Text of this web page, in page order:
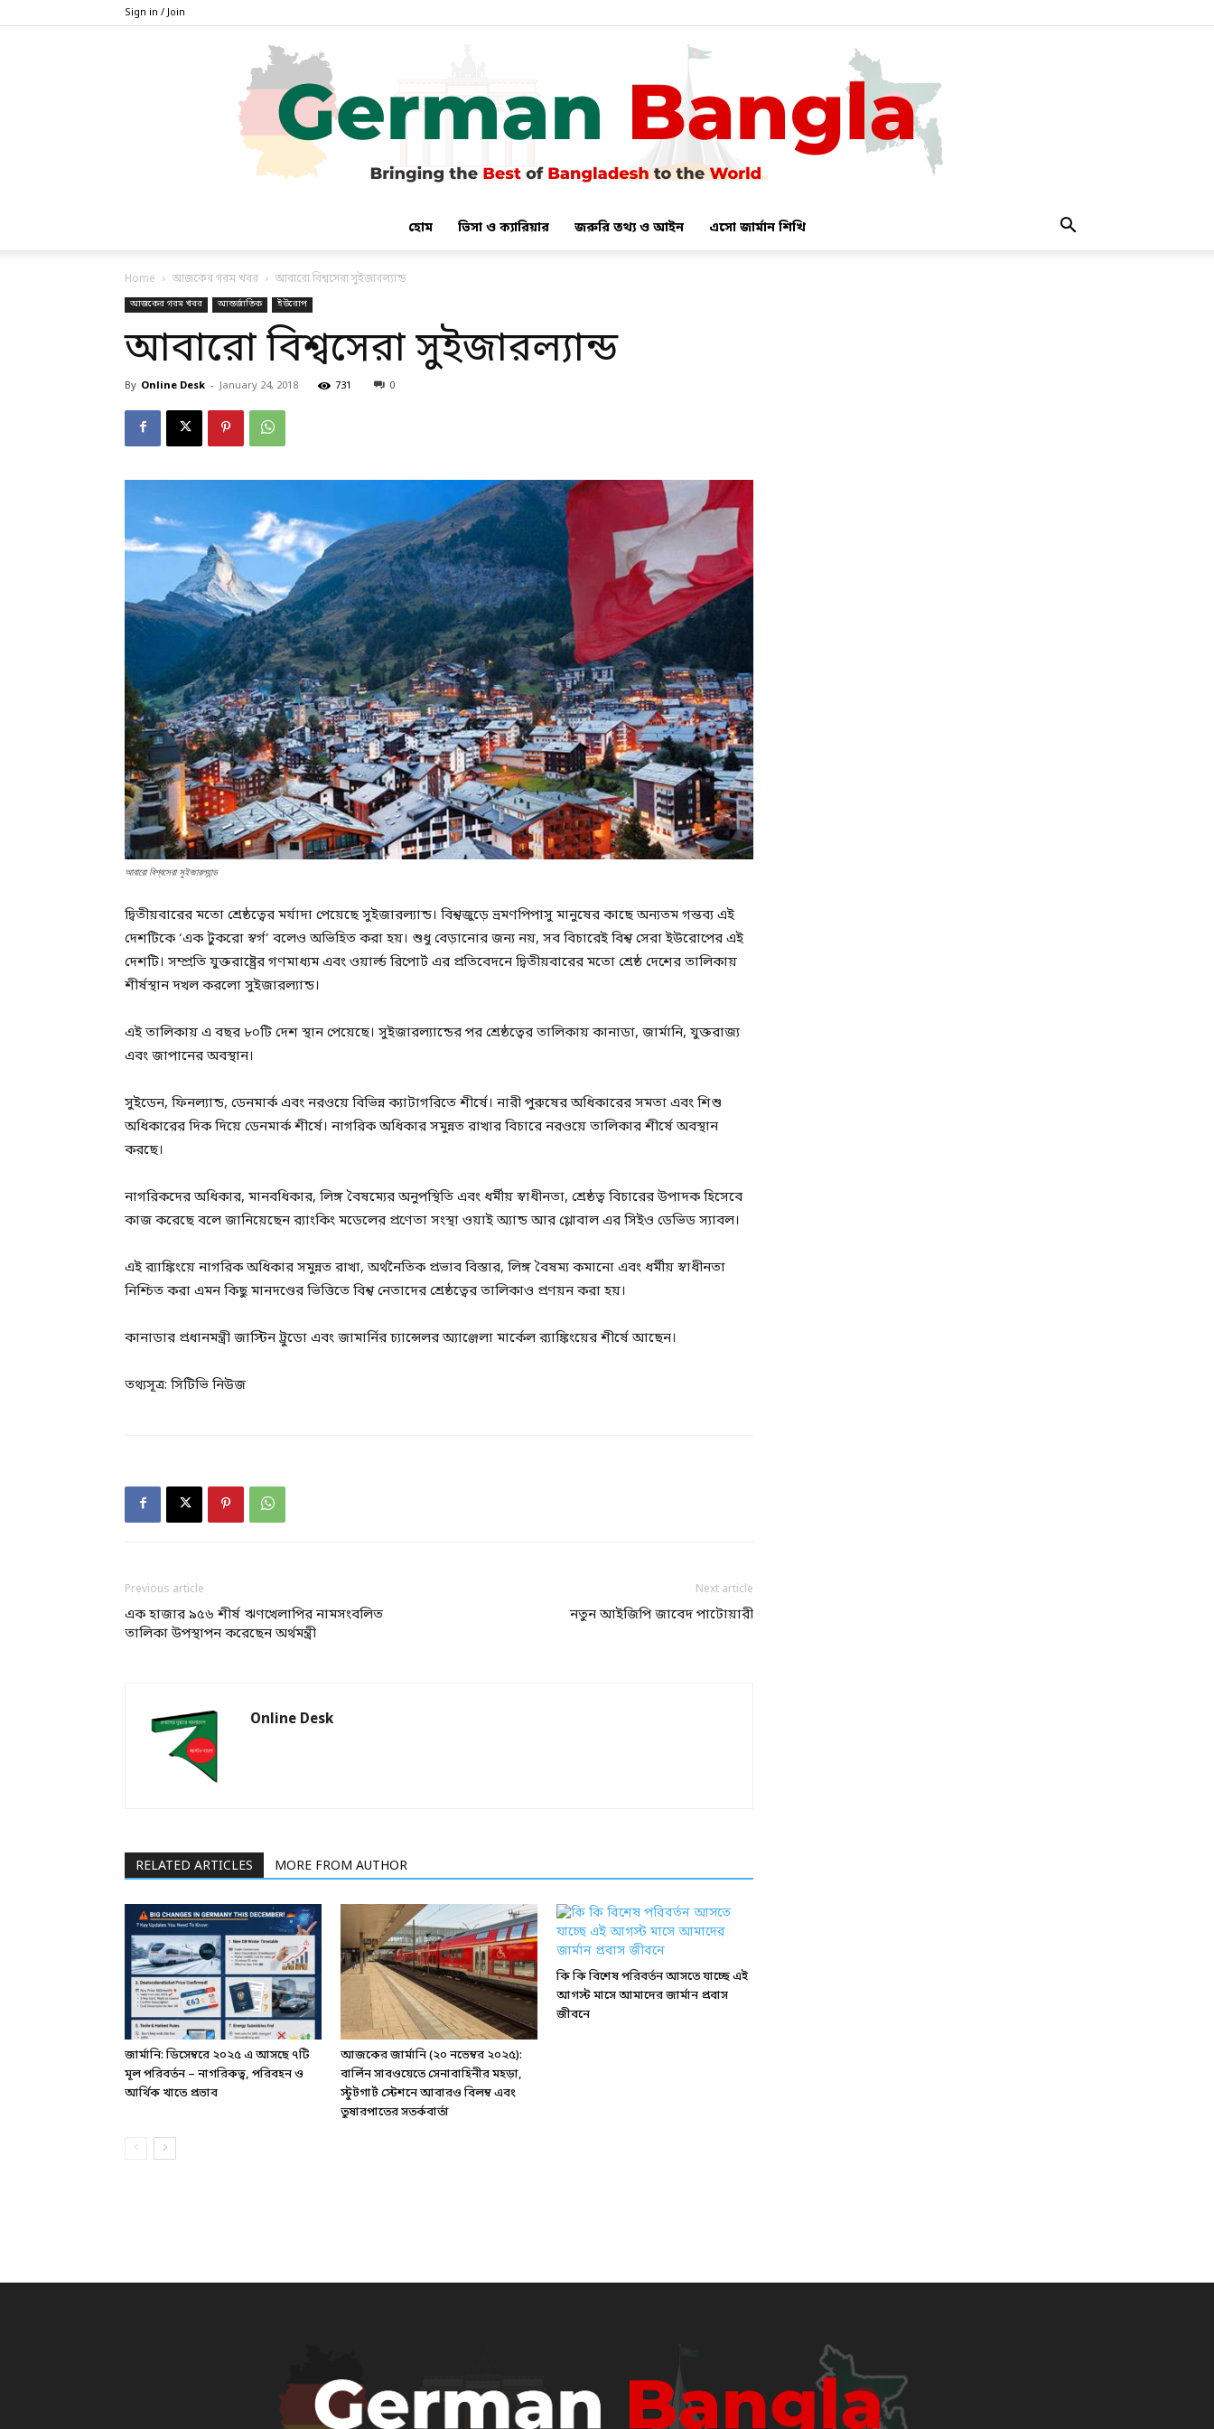
Sign in / Join
হোম ভিসা ও ক্যারিয়ার জরুরি তথ্য ও আইন এসো জার্মান শিখি
Home আজকের গরম খবর আবারো বিশ্বসেরা সুইজারল্যান্ড
আজকের গরম খবর আন্তর্জাতিক ইউরোপ
আবারো বিশ্বসেরা সুইজারল্যান্ড
By Online Desk - January 24, 2018 731 0
আবারো বিশ্বসেরা সুইজারল্যান্ড
দ্বিতীয়বারের মতো শ্রেষ্ঠত্বের মর্যাদা পেয়েছে সুইজারল্যান্ড। বিশ্বজুড়ে ভ্রমণপিপাসু মানুষের কাছে অন্যতম গন্তব্য এই
দেশটিকে ‘এক টুকরো স্বর্গ’ বলেও অভিহিত করা হয়। শুধু বেড়ানোর জন্য নয়, সব বিচারেই বিশ্ব সেরা ইউরোপের এই
দেশটি। সম্প্রতি যুক্তরাষ্ট্রের গণমাধ্যম এবং ওয়ার্ল্ড রিপোর্ট এর প্রতিবেদনে দ্বিতীয়বারের মতো শ্রেষ্ঠ দেশের তালিকায়
শীর্ষস্থান দখল করলো সুইজার‌ল্যান্ড।
এই তালিকায় এ বছর ৮০টি দেশ স্থান পেয়েছে। সুইজারল্যান্ডের পর শ্রেষ্ঠত্বের তালিকায় কানাডা, জার্মানি, যুক্তরাজ্য
এবং জাপানের অবস্থান।
সুইডেন, ফিনল্যান্ড, ডেনমার্ক এবং নরওয়ে বিভিন্ন ক্যাটাগরিতে শীর্ষে। নারী পুরুষের অধিকারের সমতা এবং শিশু
অধিকারের দিক দিয়ে ডেনমার্ক শীর্ষে। নাগরিক অধিকার সমুন্নত রাখার বিচারে নরওয়ে তালিকার শীর্ষে অবস্থান
করছে।
নাগরিকদের অধিকার, মানবধিকার, লিঙ্গ বৈষম্যের অনুপস্থিতি এবং ধর্মীয় স্বাধীনতা, শ্রেষ্ঠত্ব বিচারের উপাদক হিসেবে
কাজ করেছে বলে জানিয়েছেন র‌্যাংকিং মডেলের প্রণেতা সংস্থা ওয়াই অ্যান্ড আর গ্লোবাল এর সিইও ডেভিড স্যাবল।
এই র‌্যাঙ্কিংয়ে নাগরিক অধিকার সমুন্নত রাখা, অর্থনৈতিক প্রভাব বিস্তার, লিঙ্গ বৈষম্য কমানো এবং ধর্মীয় স্বাধীনতা
নিশ্চিত করা এমন কিছু মানদণ্ডের ভিত্তিতে বিশ্ব নেতাদের শ্রেষ্ঠত্বের তালিকাও প্রণয়ন করা হয়।
কানাডার প্রধানমন্ত্রী জাস্টিন ট্রুডো এবং জামার্নির চ্যান্সেলর অ্যাঞ্জেলা মার্কেল র‌্যাঙ্কিংয়ের শীর্ষে আছেন।
তথ্যসূত্র: সিটিভি নিউজ
Previous article
এক হাজার ৯৫৬ শীর্ষ ঋণখেলাপির নামসংবলিত
তালিকা উপস্থাপন করেছেন অর্থমন্ত্রী
Next article
নতুন আইজিপি জাবেদ পাটোয়ারী
Online Desk
RELATED ARTICLES MORE FROM AUTHOR
জার্মানি: ডিসেম্বরে ২০২৫ এ আসছে ৭টি
মূল পরিবর্তন – নাগরিকত্ব, পরিবহন ও
আর্থিক খাতে প্রভাব
আজকের জার্মানি (২০ নভেম্বর ২০২৫):
বার্লিন সাবওয়েতে সেনাবাহিনীর মহড়া,
স্টুটগার্ট স্টেশনে আবারও বিলম্ব এবং
তুষারপাতের সতর্কবার্তা
কি কি বিশেষ পরিবর্তন আসতে যাচ্ছে এই
আগস্ট মাসে আমাদের জার্মান প্রবাস
জীবনে